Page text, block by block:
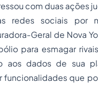
com duas ações
redes sociais por
Geral de Nova
para esmagar
aos dados de sua
funcionalidades que